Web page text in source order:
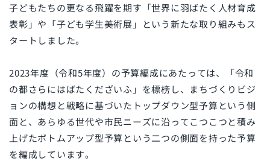
子どもたちの更なる飛躍を期す「世界に羽ばたく人材育成
表彰」や「子ども学生美術展」という新たな取り組みもス
タートしました。
2023年度（令和5年度）の予算編成にあたっては、「令和
の都さらにはばたくだざいふ」を標榜し、まちづくりビジ
ョンの構想と戦略に基づいたトップダウン型予算という側
面と、あらゆる世代や市民ニーズに沿ってこつこつと積み
上げたボトムアップ型予算という二つの側面を持った予算
を編成しています。